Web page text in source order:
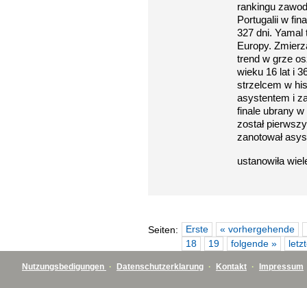
rankingu
Portugalii w
327 dni.
Europy.
trend w grze
wieku 16 lat i
strzelcem w
asystentem i
finale ubrany w
został
zanotował
ustanowiła
Seiten: Erste « vorhergehende
18
19 folgende »
Nutzungsbedigungen · Datenschutzerklarung · Kontakt · Impressum